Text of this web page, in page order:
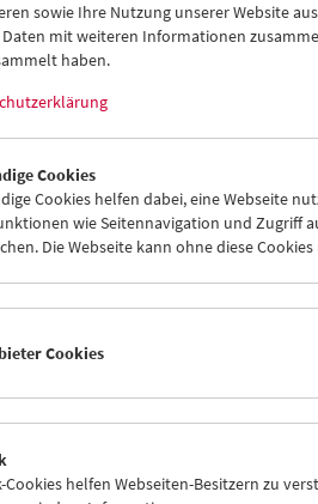
Utopie Film:
von Santiago Álvarez,
Dienstag
sowie Ihre Nutzung unserer Website
mit weiteren Informationen
haben.
Cookies
Cookies helfen dabei, eine Webseite
wie Seitennavigation und Zugriff
Die Webseite kann ohne diese
Cookies
Cookies helfen Webseiten-Besitzern zu